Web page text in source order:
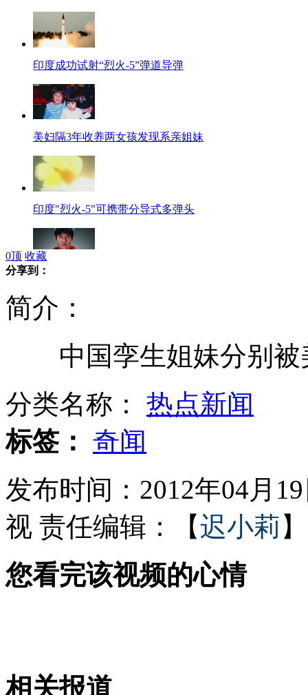
印度成功试射“烈火-5”弹道导弹
美妇隔3年收养两女孩发现系亲姐妹
印度"烈火-5"可携带分导式多弹头
因未"招手即停"男子暴打公交司机
赛车时速400爆炸 车手躲过死劫
为100美元赏金 塔利班成员自首
山西运城恶犬咬伤多人 警民合力深夜将其击毙
0顶 收藏
分享到：
简介：
中国孪生姐妹分别被
分类名称： 热点新闻
标签： 奇闻
发布时间：2012年04月
视 责任编辑：【迟小莉 】
您看完该视频的心情
相关报道